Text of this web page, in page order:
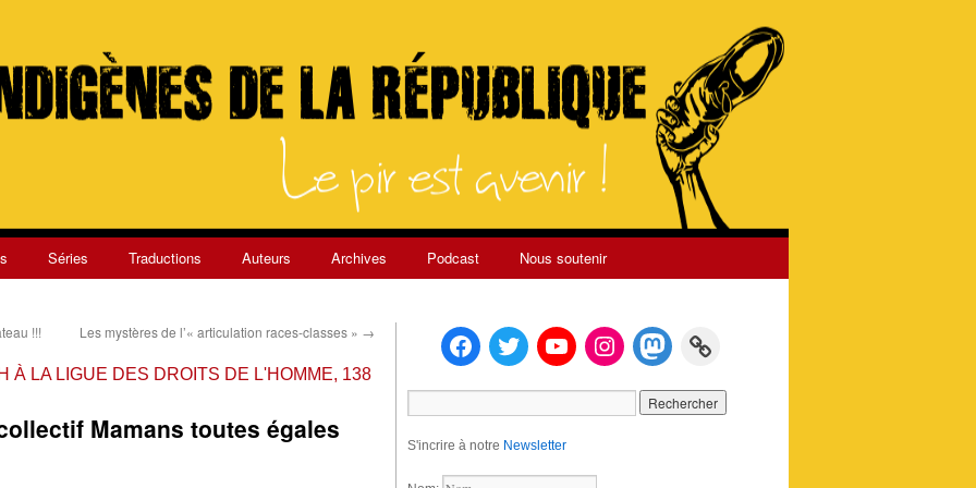
Séries Traductions Auteurs Archives Podcast Nous soutenir
!!! Les mystères de l’« articulation races-classes » →
À LA LIGUE DES DROITS DE L'HOMME, 138
Mamans toutes égales
S'incrire à notre Newsletter